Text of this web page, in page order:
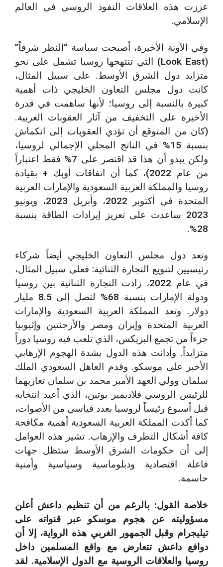
عززت هذه العلاقات النفوذ الروسي في العالم
الإسلامي.
وفي الآونة الأخيرة، أصبحت سياسة “النظر شرقاً”
(Look East) التي تنتهجها روسيا تشمل على نحو
متزايد دول الشرق الأوسط. على سبيل المثال،
كانت دول مجلس التعاون الخليجي ذات أهمية
كبيرة بالنسبة إلى روسيا؛ لأنها ساهمت في قدرة
الأخيرة على التخفيف من آثار العقوبات الغربية.
(كان من المتوقع أن تؤدي العقوبات إلى انكماش
بنسبة 15% في الناتج المحلي الإجمالي لروسيا،
ولكن يبدو أن هذا قد اقتصر على 7% فقط اعتباراً
من عام 2022)، كما أن اتفاقات أوبك + بقيادة
روسيا والمملكة العربية السعودية والإمارات العربية
المتحدة في أكتوبر 2022، وأبريل 2023، ويونيو
2023 ساعدت على تعزيز إيرادات الطاقة بنسبة
28%.
وتعد دول مجلس التعاون الخليجي أيضاً شركاء
رئيسيين لتنويع التجارة الثنائية: فعلى سبيل المثال،
في عام 2022، زادت التجارة الثنائية بين روسيا
ودولة الإمارات بنسبة 68% لتصل إلى 8.5 مليار
دولار. وتعد المملكة العربية السعودية والإمارات
العربية المتحدة وإيران ومصر والأرجنتين وإثيوبيا
جزءاً من تجمع البريكس، الذي تلعب فيه روسيا دوراً
متزايداً. وأدانت هذه الدول بشدة الهجوم الإرهابي
الأخير على موسكو. وقدم العاهل السعودي الملك
سلمان وولي العهد الأمير محمد بن سلمان تعازيهما
للرئيس الروسي فلاديمير بوتين، الذي أعيد انتخابه
قبل أسبوع رئيساً لروسيا بعدد قياسي من الأصوات،
كما أكدت المملكة العربية السعودية أهمية مكافحة
كافة أشكال التطرف والإرهاب. تشير هذه العوامل
إلى أن حكومات الشرق الأوسط ستظل جهات
فاعلة اقتصادية ودبلوماسية وسياسية وأمنية
حاسمة.
خلاصة القول: بالرغم من أن تنظيم داعش أعلن
مسؤوليته عن هجوم موسكو عبر قنواته على
تيليجرام وقبل الجمهور الغربي هذه الرواية، إلا أن
دوافع داعش تتعارض مع واقع المسلمين داخل
روسيا والعلاقات الروسية مع الدول الإسلامية. لقد